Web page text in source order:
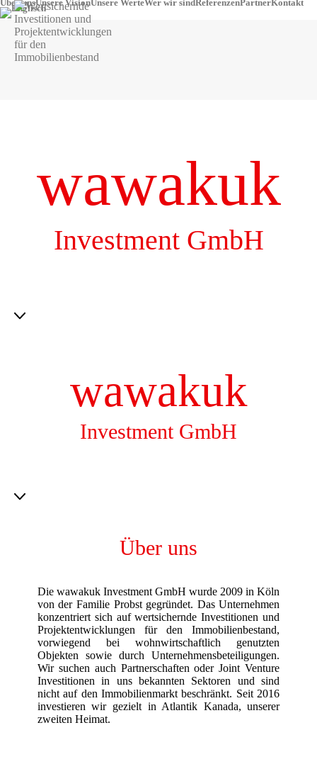
Über unsUnsere VisionUnsere WerteWer wir sindReferenzenPartnerKontakt
wawakuk
Investment GmbH
wawakuk
Investment GmbH
Über uns
Die wawakuk Investment GmbH wurde 2009 in Köln
von der Familie Probst gegründet. Das Unternehmen
konzentriert sich auf wertsichernde Investitionen und
Projektentwicklungen für den Immobilienbestand,
vorwiegend bei wohnwirtschaftlich genutzten
Objekten sowie durch Unternehmensbeteiligungen.
Wir suchen auch Partnerschaften oder Joint Venture
Investitionen in uns bekannten Sektoren und sind
nicht auf den Immobilienmarkt beschränkt. Seit 2016
investieren wir gezielt in Atlantik Kanada, unserer
zweiten Heimat.